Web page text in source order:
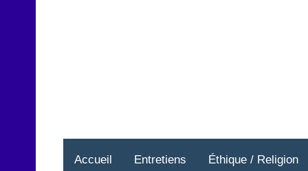
Accueil Entretiens Éthique / Religion